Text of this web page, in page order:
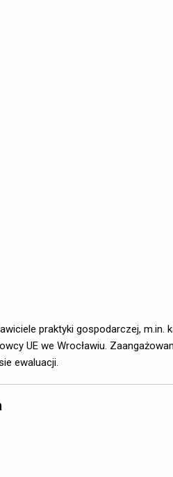
praktyki gospodarczej, m.in.
UE we Wrocławiu.
ewaluacji.